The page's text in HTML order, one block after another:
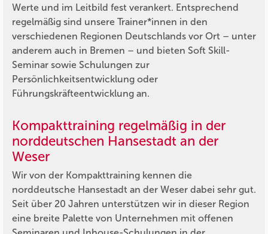
Werte und im Leitbild fest verankert. Entsprechend
regelmäßig sind unsere Trainer*innen in den
verschiedenen Regionen Deutschlands vor Ort – unter
anderem auch in Bremen – und bieten Soft Skill-
Seminar sowie Schulungen zur
Persönlichkeitsentwicklung oder
Führungskräfteentwicklung an.
Kompakttraining regelmäßig in der
norddeutschen Hansestadt an der
Weser
Wir von der Kompakttraining kennen die
norddeutsche Hansestadt an der Weser dabei sehr gut.
Seit über 20 Jahren unterstützen wir in dieser Region
eine breite Palette von Unternehmen mit offenen